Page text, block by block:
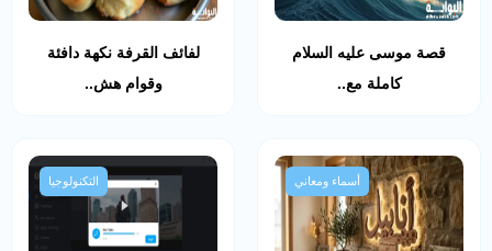
قصة موسى عليه السلام
كاملة مع..
لفائف القرفة نكهة دافئة
وقوام هش..
أسماء ومعاني التكنولوجيا